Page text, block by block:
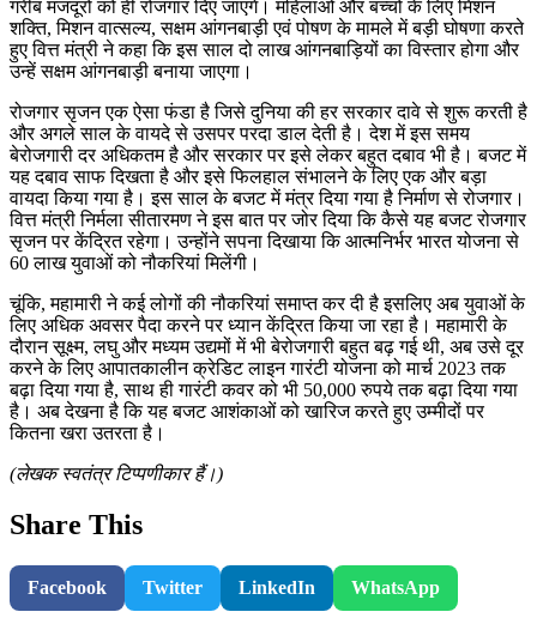
गरीब मजदूरों को ही रोजगार दिए जाएंगे। महिलाओं और बच्चों के लिए मिशन
शक्ति, मिशन वात्सल्य, सक्षम आंगनबाड़ी एवं पोषण के मामले में बड़ी घोषणा करते
हुए वित्त मंत्री ने कहा कि इस साल दो लाख आंगनबाड़ियों का विस्तार होगा और
उन्हें सक्षम आंगनबाड़ी बनाया जाएगा।
रोजगार सृजन एक ऐसा फंडा है जिसे दुनिया की हर सरकार दावे से शुरू करती है
और अगले साल के वायदे से उसपर परदा डाल देती है। देश में इस समय
बेरोजगारी दर अधिकतम है और सरकार पर इसे लेकर बहुत दबाव भी है। बजट में
यह दबाव साफ दिखता है और इसे फिलहाल संभालने के लिए एक और बड़ा
वायदा किया गया है। इस साल के बजट में मंत्र दिया गया है निर्माण से रोजगार।
वित्त मंत्री निर्मला सीतारमण ने इस बात पर जोर दिया कि कैसे यह बजट रोजगार
सृजन पर केंद्रित रहेगा। उन्होंने सपना दिखाया कि आत्मनिर्भर भारत योजना से
60 लाख युवाओं को नौकरियां मिलेंगी।
चूंकि, महामारी ने कई लोगों की नौकरियां समाप्त कर दी है इसलिए अब युवाओं के
लिए अधिक अवसर पैदा करने पर ध्यान केंद्रित किया जा रहा है। महामारी के
दौरान सूक्ष्म, लघु और मध्यम उद्यमों में भी बेरोजगारी बहुत बढ़ गई थी, अब उसे दूर
करने के लिए आपातकालीन क्रेडिट लाइन गारंटी योजना को मार्च 2023 तक
बढ़ा दिया गया है, साथ ही गारंटी कवर को भी 50,000 रुपये तक बढ़ा दिया गया
है। अब देखना है कि यह बजट आशंकाओं को खारिज करते हुए उम्मीदों पर
कितना खरा उतरता है।
(लेखक स्वतंत्र टिप्पणीकार हैं।)
Share This
Facebook Twitter LinkedIn WhatsApp